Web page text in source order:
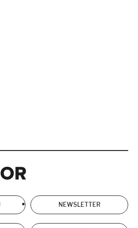
NEWSLETTER